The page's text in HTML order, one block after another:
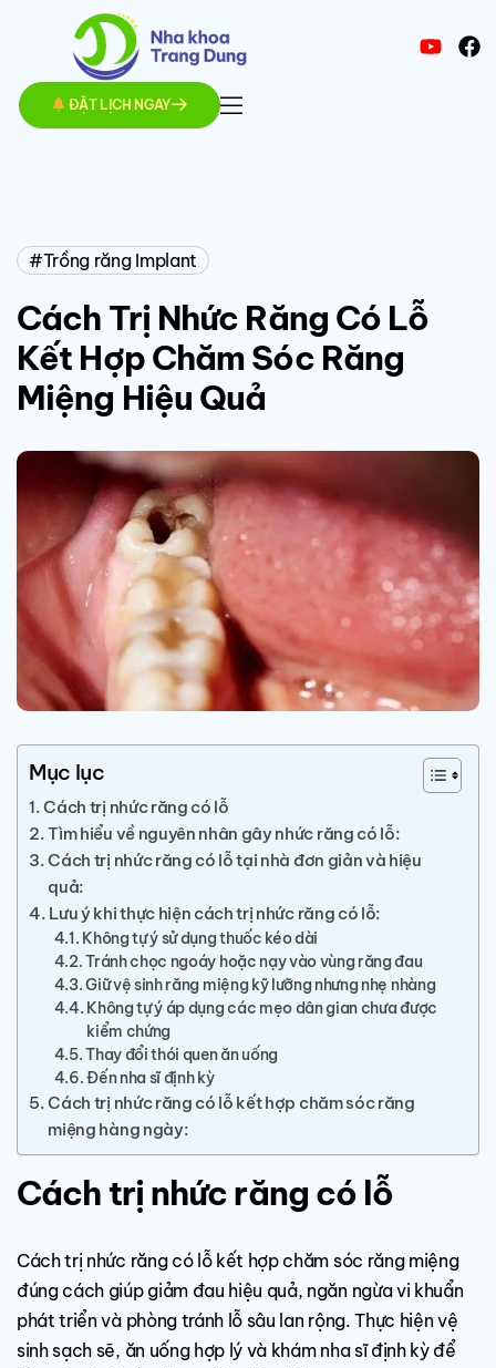
ĐẶT LỊCH NGAY
Trồng răng Implant
Cách Trị Nhức Răng Có Lỗ
Kết Hợp Chăm Sóc Răng
Miệng Hiệu Quả
Mục lục
Cách trị nhức răng có lỗ
Tìm hiểu về nguyên nhân gây nhức răng có lỗ:
Cách trị nhức răng có lỗ tại nhà đơn giản và hiệu
quả:
Lưu ý khi thực hiện cách trị nhức răng có lỗ:
Không tự ý sử dụng thuốc kéo dài
Tránh chọc ngoáy hoặc nạy vào vùng răng đau
Giữ vệ sinh răng miệng kỹ lưỡng nhưng nhẹ nhàng
Không tự ý áp dụng các mẹo dân gian chưa được
kiểm chứng
Thay đổi thói quen ăn uống
Đến nha sĩ định kỳ
Cách trị nhức răng có lỗ kết hợp chăm sóc răng
miệng hàng ngày:
Cách trị nhức răng có lỗ
Cách trị nhức răng có lỗ kết hợp chăm sóc răng miệng
đúng cách giúp giảm đau hiệu quả, ngăn ngừa vi khuẩn
phát triển và phòng tránh lỗ sâu lan rộng. Thực hiện vệ
sinh sạch sẽ, ăn uống hợp lý và khám nha sĩ định kỳ để